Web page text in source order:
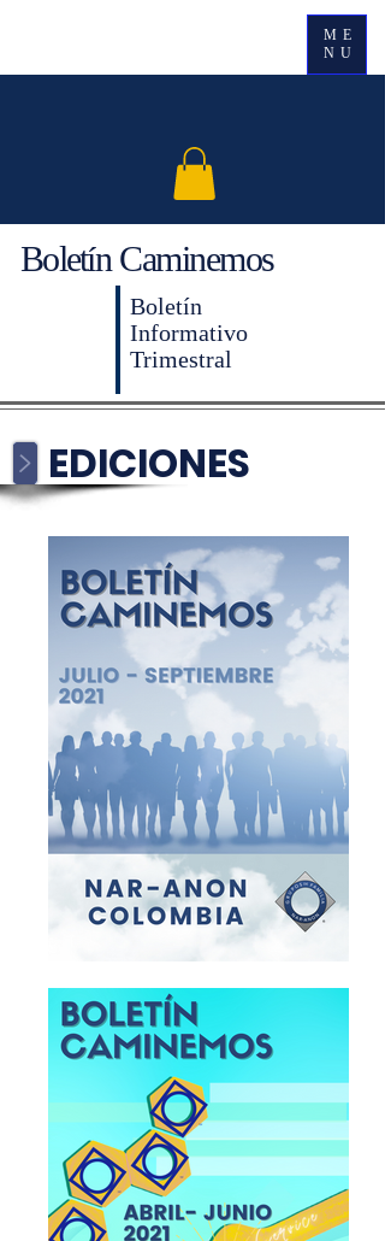
ME
NU
Boletín Caminemos
Boletín
Informativo
Trimestral
EDICIONES